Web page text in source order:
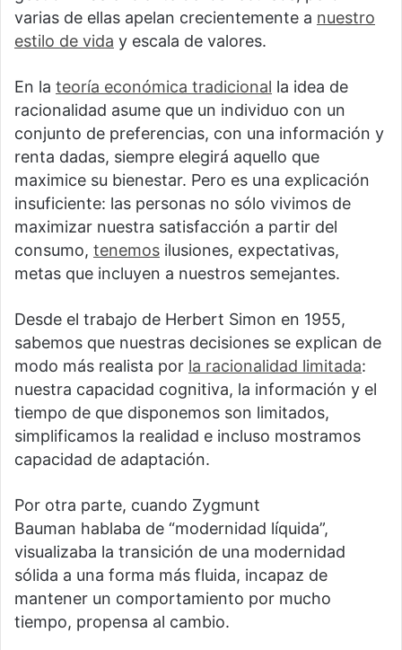
varias de ellas apelan crecientemente a nuestro
estilo de vida y escala de valores.
En la teoría económica tradicional la idea de
racionalidad asume que un individuo con un
conjunto de preferencias, con una información y
renta dadas, siempre elegirá aquello que
maximice su bienestar. Pero es una explicación
insuficiente: las personas no sólo vivimos de
maximizar nuestra satisfacción a partir del
consumo, tenemos ilusiones, expectativas,
metas que incluyen a nuestros semejantes.
Desde el trabajo de Herbert Simon en 1955,
sabemos que nuestras decisiones se explican de
modo más realista por la racionalidad limitada:
nuestra capacidad cognitiva, la información y el
tiempo de que disponemos son limitados,
simplificamos la realidad e incluso mostramos
capacidad de adaptación.
Por otra parte, cuando Zygmunt
Bauman hablaba de “modernidad líquida”,
visualizaba la transición de una modernidad
sólida a una forma más fluida, incapaz de
mantener un comportamiento por mucho
tiempo, propensa al cambio.